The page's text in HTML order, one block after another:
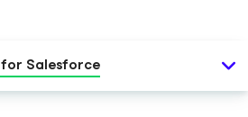
for Salesforce